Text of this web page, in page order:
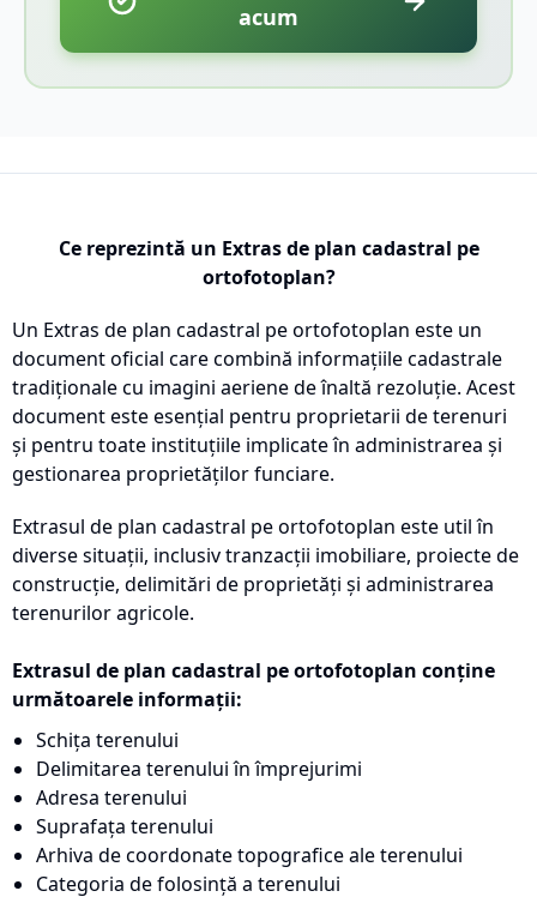
acum
Ce reprezintă un Extras de plan cadastral pe
ortofotoplan?
Un Extras de plan cadastral pe ortofotoplan este un
document oficial care combină informațiile cadastrale
tradiționale cu imagini aeriene de înaltă rezoluție. Acest
document este esențial pentru proprietarii de terenuri
și pentru toate instituțiile implicate în administrarea și
gestionarea proprietăților funciare.
Extrasul de plan cadastral pe ortofotoplan este util în
diverse situații, inclusiv tranzacții imobiliare, proiecte de
construcție, delimitări de proprietăți și administrarea
terenurilor agricole.
Extrasul de plan cadastral pe ortofotoplan conține
următoarele informații:
Schița terenului
Delimitarea terenului în împrejurimi
Adresa terenului
Suprafața terenului
Arhiva de coordonate topografice ale terenului
Categoria de folosință a terenului